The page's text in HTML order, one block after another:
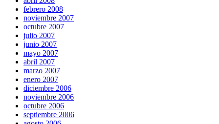
febrero 2008
noviembre 2007
octubre 2007
julio 2007
junio 2007
mayo 2007
abril 2007
marzo 2007
enero 2007
diciembre 2006
noviembre 2006
octubre 2006
septiembre 2006